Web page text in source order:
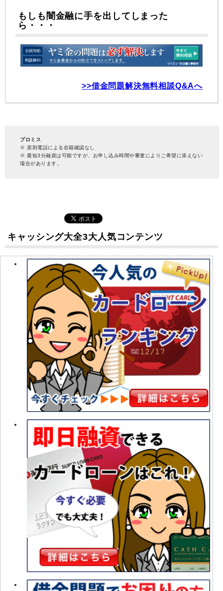
もしも闇金融に手を出してしまった
ら・・・
>>借金問題解決無料相談Q&Aへ
プロミス
※ 原則電話による在籍確認なし
※ 最短3分融資は可能ですが、お申し込み時間や審査によりご希望に添えない
場合があります。
キャッシング大全3大人気コンテンツ